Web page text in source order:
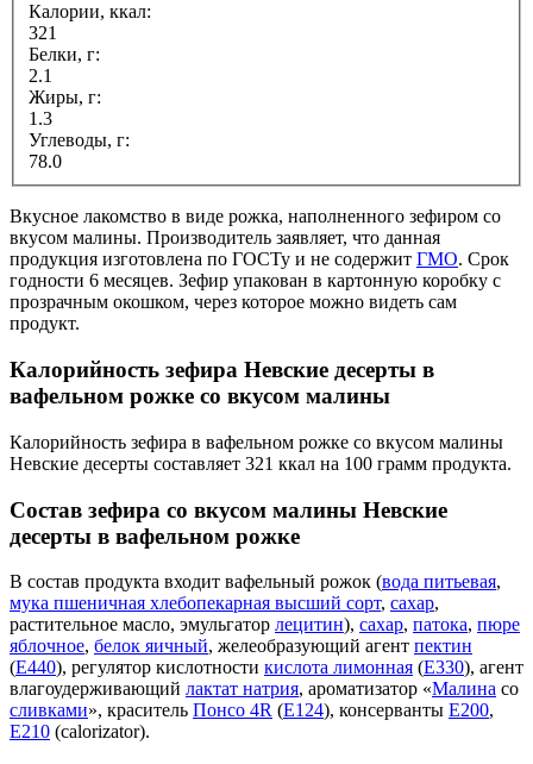
Калории, ккал:
321
Белки, г:
2.1
Жиры, г:
1.3
Углеводы, г:
78.0
Вкусное лакомство в виде рожка, наполненного зефиром со
вкусом малины. Производитель заявляет, что данная
продукция изготовлена по ГОСТу и не содержит ГМО. Срок
годности 6 месяцев. Зефир упакован в картонную коробку с
прозрачным окошком, через которое можно видеть сам
продукт.
Калорийность зефира Невские десерты в
вафельном рожке со вкусом малины
Калорийность зефира в вафельном рожке со вкусом малины
Невские десерты составляет 321 ккал на 100 грамм продукта.
Состав зефира со вкусом малины Невские
десерты в вафельном рожке
В состав продукта входит вафельный рожок (вода питьевая,
мука пшеничная хлебопекарная высший сорт, сахар,
растительное масло, эмульгатор лецитин), сахар, патока, пюре
яблочное, белок яичный, желеобразующий агент пектин
(E440), регулятор кислотности кислота лимонная (E330), агент
влагоудерживающий лактат натрия, ароматизатор «Малина со
сливками», краситель Понсо 4R (E124), консерванты E200,
E210 (calorizator).